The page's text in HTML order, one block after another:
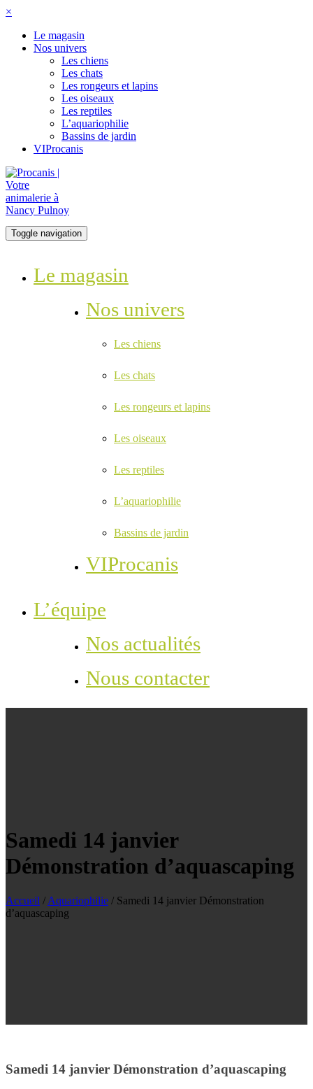
×
Le magasin
Nos univers
Les chiens
Les chats
Les rongeurs et lapins
Les oiseaux
Les reptiles
L’aquariophilie
Bassins de jardin
VIProcanis
Toggle navigation
Le magasin
Nos univers
Les chiens
Les chats
Les rongeurs et lapins
Les oiseaux
Les reptiles
L’aquariophilie
Bassins de jardin
VIProcanis
L’équipe
Nos actualités
Nous contacter
Samedi 14 janvier
Démonstration d’aquascaping
Accueil / Aquariophilie / Samedi 14 janvier Démonstration
d’aquascaping
Samedi 14 janvier Démonstration d’aquascaping